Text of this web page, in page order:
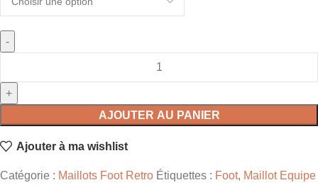
AJOUTER AU PANIER
Ajouter à ma wishlist
Catégorie : Maillots Foot Retro Étiquettes : Foot, Maillot Equipe